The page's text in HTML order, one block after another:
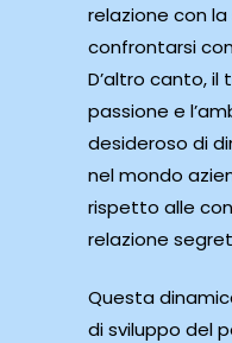
relazione con
confrontarsi
D’altro canto, il
passione e
desideroso di
nel mondo
rispetto alle
relazione
Questa
di sviluppo del